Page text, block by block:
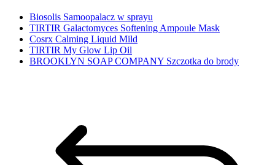
Biosolis Samoopalacz w sprayu
TIRTIR Galactomyces Softening Ampoule Mask
Cosrx Calming Liquid Mild
TIRTIR My Glow Lip Oil
BROOKLYN SOAP COMPANY Szczotka do brody